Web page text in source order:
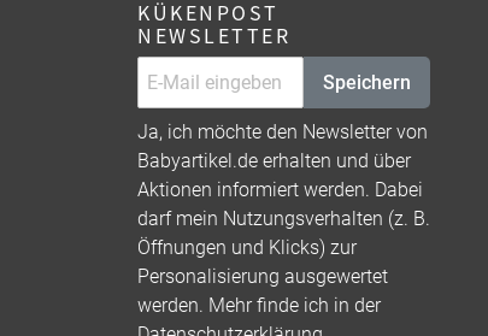
KÜKENPOST
NEWSLETTER
Speichern
Ja, ich möchte den Newsletter von
Babyartikel.de erhalten und über
Aktionen informiert werden. Dabei
darf mein Nutzungsverhalten (z. B.
Öffnungen und Klicks) zur
Personalisierung ausgewertet
werden. Mehr finde ich in der